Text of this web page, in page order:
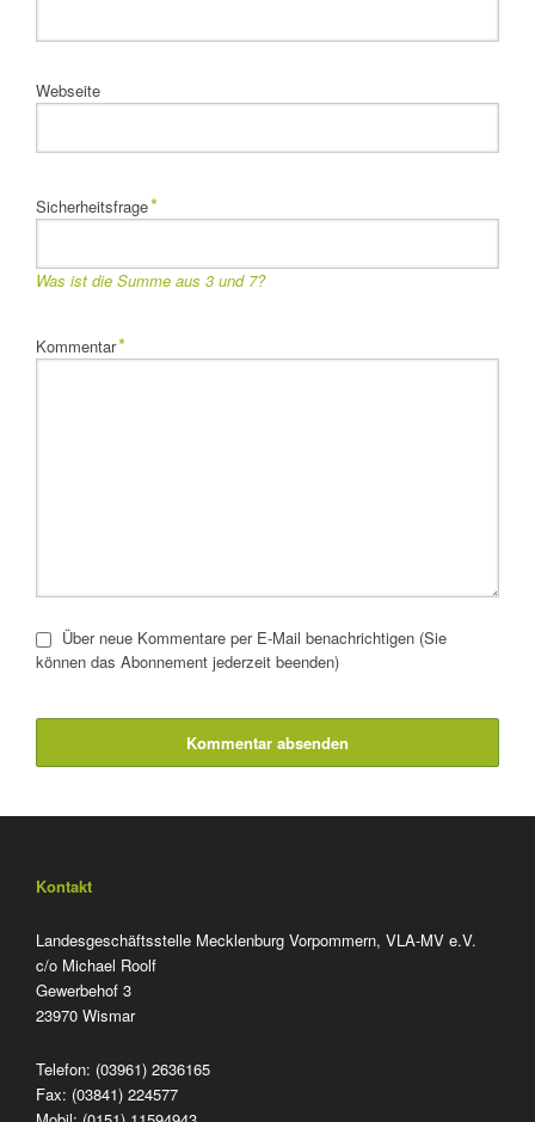
Webseite
Pflichtfeld
Sicherheitsfrage*
Was ist die Summe aus 3 und 7?
Pflichtfeld
Kommentar*
Über neue Kommentare per E-Mail benachrichtigen (Sie
können das Abonnement jederzeit beenden)
Kommentar absenden
Kontakt
Landesgeschäftsstelle Mecklenburg Vorpommern, VLA-MV e.V.
c/o Michael Roolf
Gewerbehof 3
23970 Wismar
Telefon: (03961) 2636165
Fax: (03841) 224577